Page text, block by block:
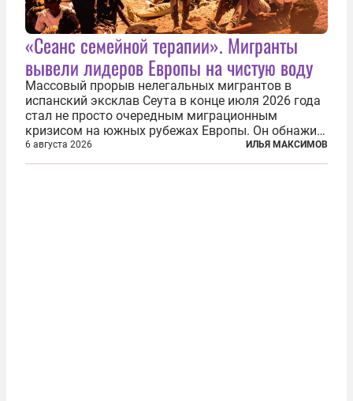
«Сеанс семейной терапии». Мигранты
вывели лидеров Европы на чистую воду
Массовый прорыв нелегальных мигрантов в
испанский эксклав Сеута в конце июля 2026 года
стал не просто очередным миграционным
кризисом на южных рубежах Европы. Он обнажил
фундаментальный раскол внутри Евросоюза,
продемонстрировав, что десятилетиями
6 августа 2026 ИЛЬЯ МАКСИМОВ